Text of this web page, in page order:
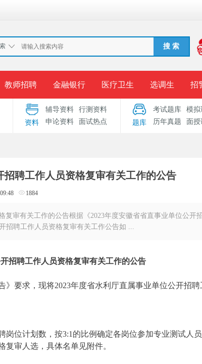
搜 索
教师招聘 金融银行 医疗卫生 选调生 招
准考证打印 成绩查询 录用公示 考
资料
辅导资料
行测资料
申论资料
面试热点 题库
考试题库
模拟
历年真题
面
聘工作人员资格复审有关工作的公告
1884
复审有关工作的公告根据《2023年度安徽省省直事业单位公开
招聘工作人员资格复审有关工作公告如 ...
招聘工作人员资格复审有关工作的公告
要求，现将2023年度省水利厅直属事业单位公开招聘
位计划数，按3:1的比例确定各岗位参加专业测试人
审人选，具体名单见附件。